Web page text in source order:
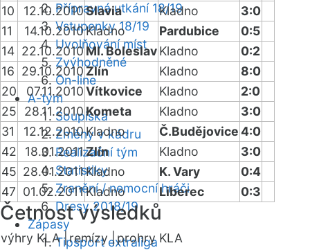
Přípravná utkání 18/19
Vstupenky 18/19
Uvolňování míst
Zvýhodněné
On-line
A-tým
Soupiska
Změny v kádru
Realizační tým
Statistiky
Zranění / nemocní hráči
Dresy 2018/19
Zápasy
Tipsport extraliga
10
12.10.2010Slavia Kladno
3:0
11
14.10.2010Kladno Pardubice
0:5
14 22.10.2010Ml. BoleslavKladno
0:2
16 29.10.2010Zlín Kladno
8:0
20
07.11.2010Vítkovice Kladno
2:0
25
28.11.2010Kometa Kladno
3:0
31
12.12.2010Kladno Č.Budějovice4:0
42
18.01.2011Zlín Kladno
3:0
45 28.01.2011Kladno K. Vary
0:4
47 01.02.2011Kladno Liberec 0:3
Četnost výsledků
výhry KLA |remízy |prohry KLA